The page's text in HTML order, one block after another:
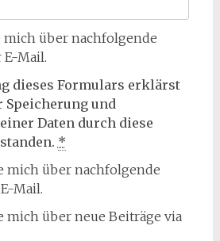
über nachfolgende
Mail.
dieses Formulars erklärst
Speicherung und
Daten durch diese
*
mich über nachfolgende
Mail.
mich über neue Beiträge via